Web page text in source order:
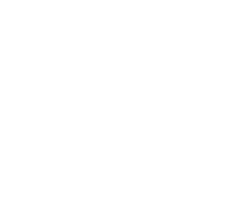
te bewegen.
wordt deze